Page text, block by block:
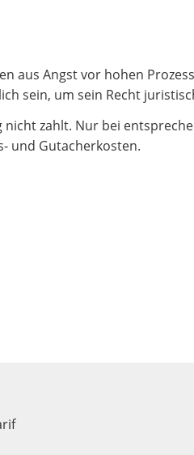
aus Angst vor hohen
sein, um sein Recht
nicht zahlt. Nur bei
und Gutacherkosten.